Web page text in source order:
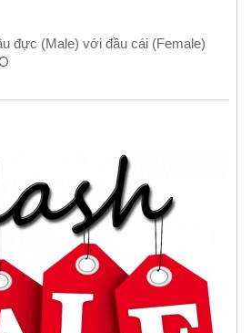
đực (Male) với đầu cái (Female)